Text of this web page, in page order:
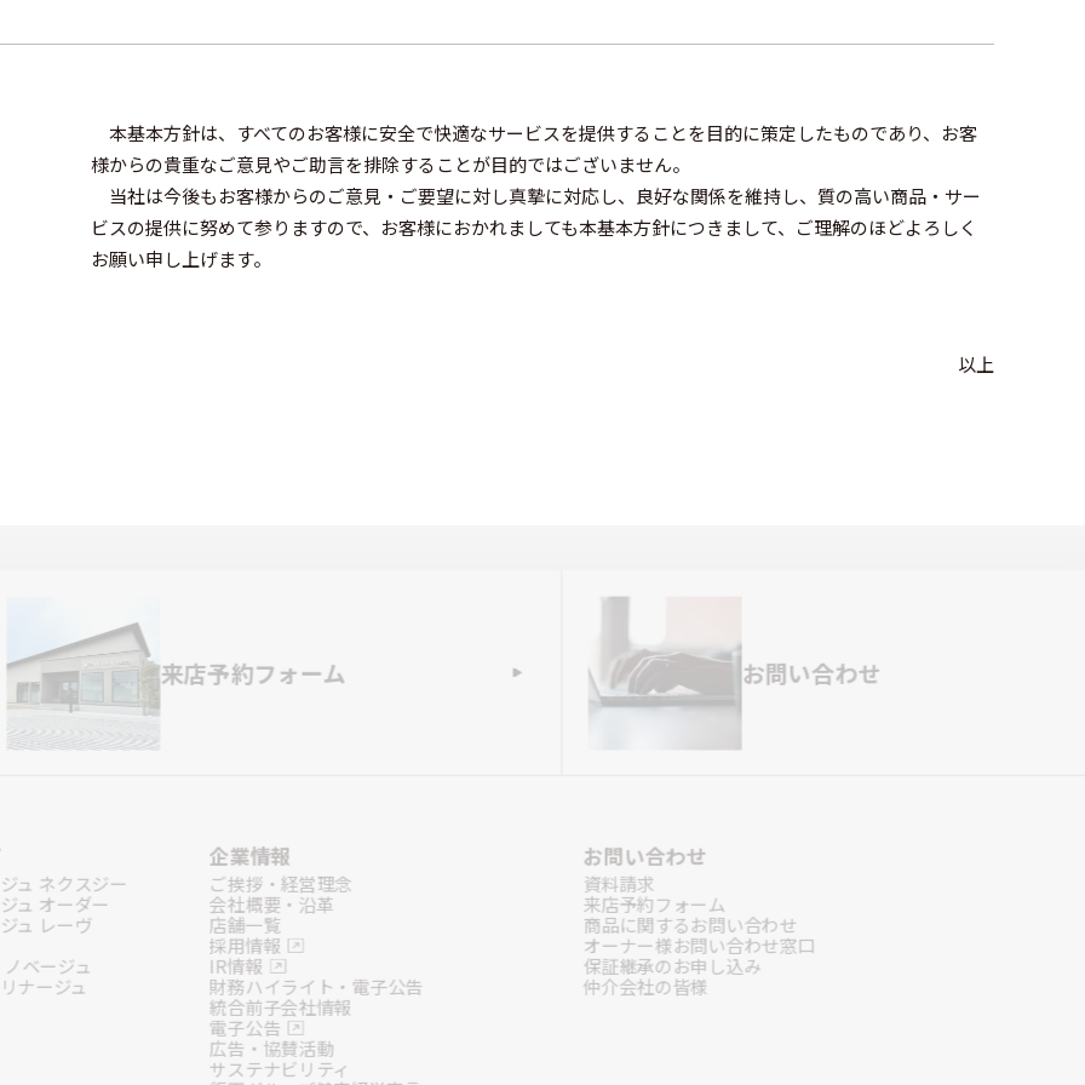
本基本方針は、すべてのお客様に安全で快適なサービスを提供することを目的に策定したものであり、お客
様からの貴重なご意見やご助言を排除することが目的ではございません。
当社は今後もお客様からのご意見・ご要望に対し真摯に対応し、良好な関係を維持し、質の高い商品・サー
ビスの提供に努めて参りますので、お客様におかれましても本基本方針につきまして、ご理解のほどよろしく
お願い申し上げます。
以上
来店予約フォーム お問い合わせ
ュ ネクスジー
ュ オーダー
ュ レーヴ
ベージュ
ナージュ
企業情報
ご挨拶・経営理念
会社概要・沿革
店舗一覧
採用情報
IR情報
財務ハイライト・電子公告
統合前子会社情報
電子公告
広告・協賛活動
サステナビリティ
お問い合わせ
資料請求
来店予約フォーム
商品に関するお問い合わせ
オーナー様お問い合わせ窓口
保証継承のお申し込み
仲介会社の皆様